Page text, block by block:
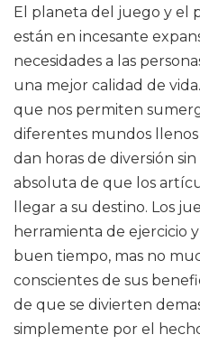
El planeta del juego y el
están en incesante
necesidades a las
una mejor calidad de
que nos permiten
diferentes mundos
dan horas de diversión
absoluta de que los
llegar a su destino. Los
herramienta de ejercicio
buen tiempo, mas no
conscientes de sus
de que se divierten
simplemente por el